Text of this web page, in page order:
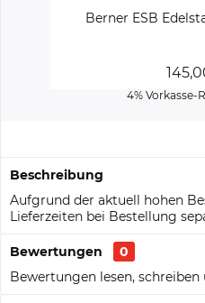
Berner ESB
4% Vorkasse-
Beschreibung
Aufgrund der aktuell hohen
Lieferzeiten bei Bestellung
Bewertungen
0
Bewertungen lesen, schreiben